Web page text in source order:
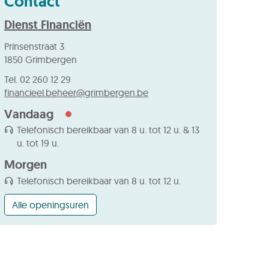
Dienst Financiën
Adres
Prinsenstraat 3
,1850 Grimbergen
Tel. 02 260 12 29
E-
financieel.beheer@grimbergen.be
Vandaag
Telefonisch bereikbaar van 8 u. tot 12 u. & 13
u. tot 19 u.
Morgen
Telefonisch bereikbaar van 8 u. tot 12 u.
Alle openingsuren
Financiën